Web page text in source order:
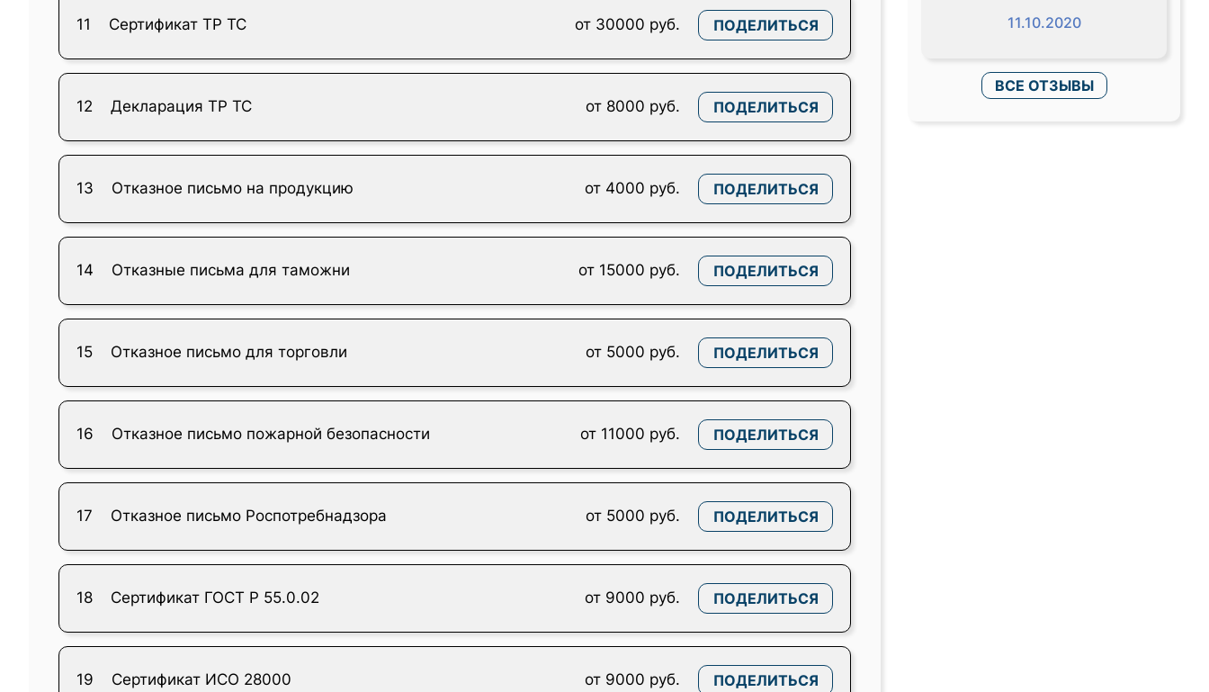
11 Сертификат ТР ТС от 30000 руб. ПОДЕЛИТЬСЯ
12 Декларация ТР ТС от 8000 руб. ПОДЕЛИТЬСЯ
13 Отказное письмо на продукцию от 4000 руб. ПОДЕЛИТЬСЯ
14 Отказные письма для таможни от 15000 руб. ПОДЕЛИТЬСЯ
15 Отказное письмо для торговли от 5000 руб. ПОДЕЛИТЬСЯ
16 Отказное письмо пожарной безопасности от 11000 руб. ПОДЕЛИТЬСЯ
17 Отказное письмо Роспотребнадзора от 5000 руб. ПОДЕЛИТЬСЯ
18 Сертификат ГОСТ Р 55.0.02 от 9000 руб. ПОДЕЛИТЬСЯ
19 Сертификат ИСО 28000 от 9000 руб. ПОДЕЛИТЬСЯ
11.10.2020
ВСЕ ОТЗЫВЫ